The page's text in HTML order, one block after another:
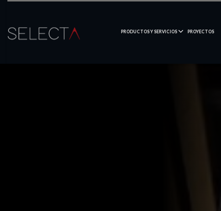
PRODUCTOS Y SERVICIOS PROYECTOS